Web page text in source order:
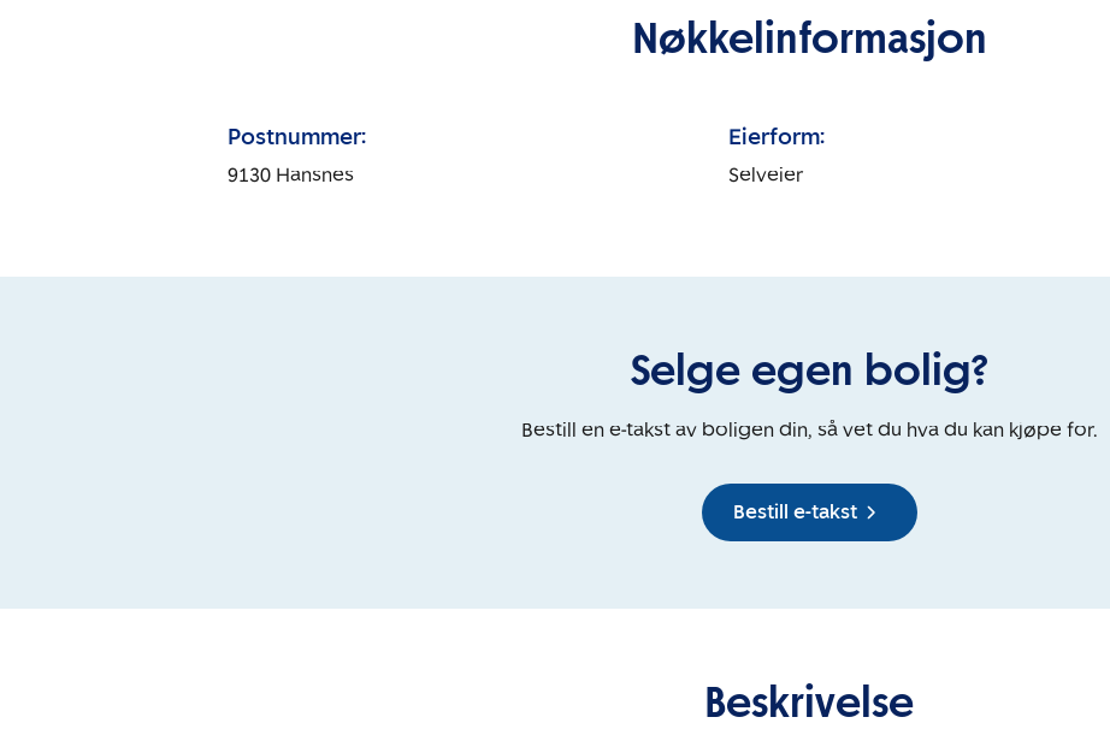
Nøkkelinformasjon
Postnummer:
9130 Hansnes
Eierform:
Selveier
Selge egen bolig?
Bestill en e-takst av boligen din, så vet du hva du kan kjøpe for.
Bestill e-takst
Beskrivelse